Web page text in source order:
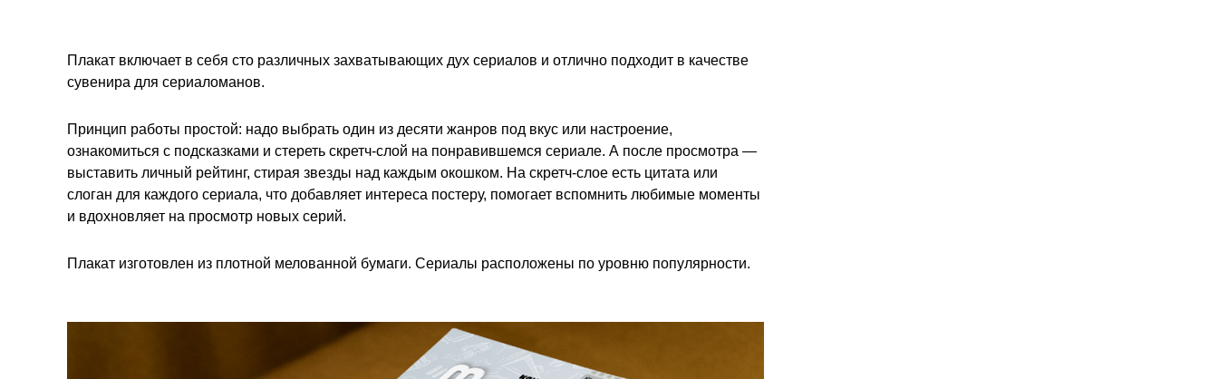
Плакат включает в себя сто различных захватывающих дух сериалов и отлично подходит в качестве
сувенира для сериаломанов.
Принцип работы простой: надо выбрать один из десяти жанров под вкус или настроение,
ознакомиться с подсказками и стереть скретч-слой на понравившемся сериале. А после просмотра —
выставить личный рейтинг, стирая звезды над каждым окошком. На скретч-слое есть цитата или
слоган для каждого сериала, что добавляет интереса постеру, помогает вспомнить любимые моменты
и вдохновляет на просмотр новых серий.
Плакат изготовлен из плотной мелованной бумаги. Сериалы расположены по уровню популярности.